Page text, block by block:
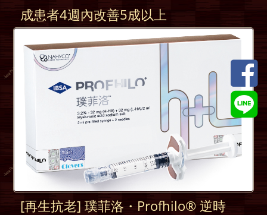
成患者4週內改善5成以上
[再生抗老] 璞菲洛・Profhilo® 逆時